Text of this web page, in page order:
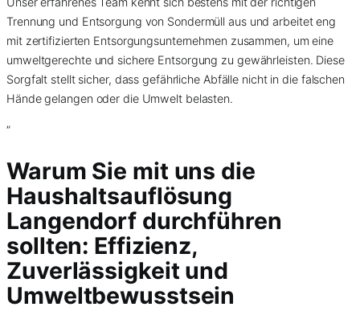
Trennung und Entsorgung von Sondermüll aus und arbeitet eng
mit zertifizierten Entsorgungsunternehmen zusammen, um eine
umweltgerechte und sichere Entsorgung zu gewährleisten. Diese
Sorgfalt stellt sicher, dass gefährliche Abfälle nicht in die falschen
Hände gelangen oder die Umwelt belasten.
”
Warum Sie mit uns die
Haushaltsauflösung
Langendorf durchführen
sollten: Effizienz,
Zuverlässigkeit und
Umweltbewusstsein